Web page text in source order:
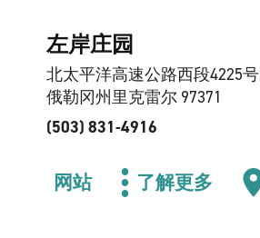
左岸庄园
北太平洋高速公路西段4225号
俄勒冈州里克雷尔 97371
(503) 831-4916
网站 了解更多